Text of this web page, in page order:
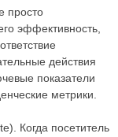
просто
эффективность,
действия
показатели
метрики.
Когда посетитель